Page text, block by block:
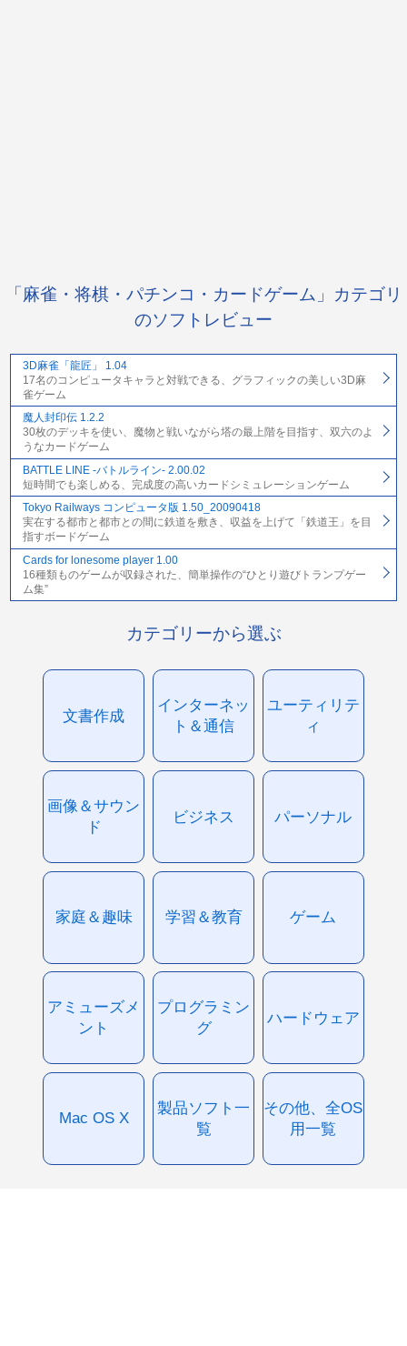
「麻雀・将棋・パチンコ・カードゲーム」カテゴリ
のソフトレビュー
3D麻雀「龍匠」 1.04
17名のコンピュータキャラと対戦できる、グラフィックの美しい3D麻
雀ゲーム
魔人封印伝 1.2.2
30枚のデッキを使い、魔物と戦いながら塔の最上階を目指す、双六のよ
うなカードゲーム
BATTLE LINE -バトルライン- 2.00.02
短時間でも楽しめる、完成度の高いカードシミュレーションゲーム
Tokyo Railways コンピュータ版 1.50_20090418
実在する都市と都市との間に鉄道を敷き、収益を上げて「鉄道王」を目
指すボードゲーム
Cards for lonesome player 1.00
16種類ものゲームが収録された、簡単操作の“ひとり遊びトランプゲー
ム集”
カテゴリーから選ぶ
文書作成
インターネッ
ト＆通信
ユーティリテ
ィ
画像＆サウン
ド
ビジネス パーソナル
家庭＆趣味 学習＆教育 ゲーム
アミューズメ
ント
プログラミン
グ
ハードウェア
Mac OS X
製品ソフト一
覧
その他、全OS
用一覧